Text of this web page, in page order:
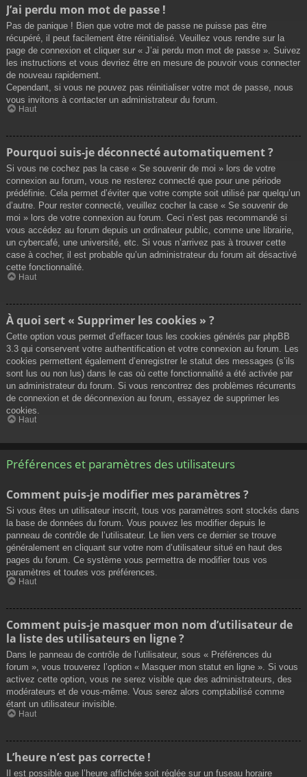
J’ai perdu mon mot de passe !
Pas de panique ! Bien que votre mot de passe ne puisse pas être
récupéré, il peut facilement être réinitialisé. Veuillez vous rendre sur la
page de connexion et cliquer sur « J’ai perdu mon mot de passe ». Suivez
les instructions et vous devriez être en mesure de pouvoir vous connecter
de nouveau rapidement.
Cependant, si vous ne pouvez pas réinitialiser votre mot de passe, nous
vous invitons à contacter un administrateur du forum.
Haut
Pourquoi suis-je déconnecté automatiquement ?
Si vous ne cochez pas la case « Se souvenir de moi » lors de votre
connexion au forum, vous ne resterez connecté que pour une période
prédéfinie. Cela permet d’éviter que votre compte soit utilisé par quelqu’un
d’autre. Pour rester connecté, veuillez cocher la case « Se souvenir de
moi » lors de votre connexion au forum. Ceci n’est pas recommandé si
vous accédez au forum depuis un ordinateur public, comme une librairie,
un cybercafé, une université, etc. Si vous n’arrivez pas à trouver cette
case à cocher, il est probable qu’un administrateur du forum ait désactivé
cette fonctionnalité.
Haut
À quoi sert « Supprimer les cookies » ?
Cette option vous permet d’effacer tous les cookies générés par phpBB
3.3 qui conservent votre authentification et votre connexion au forum. Les
cookies permettent également d’enregistrer le statut des messages (s’ils
sont lus ou non lus) dans le cas où cette fonctionnalité a été activée par
un administrateur du forum. Si vous rencontrez des problèmes récurrents
de connexion et de déconnexion au forum, essayez de supprimer les
cookies.
Haut
Préférences et paramètres des utilisateurs
Comment puis-je modifier mes paramètres ?
Si vous êtes un utilisateur inscrit, tous vos paramètres sont stockés dans
la base de données du forum. Vous pouvez les modifier depuis le
panneau de contrôle de l’utilisateur. Le lien vers ce dernier se trouve
généralement en cliquant sur votre nom d’utilisateur situé en haut des
pages du forum. Ce système vous permettra de modifier tous vos
paramètres et toutes vos préférences.
Haut
Comment puis-je masquer mon nom d’utilisateur de
la liste des utilisateurs en ligne ?
Dans le panneau de contrôle de l’utilisateur, sous « Préférences du
forum », vous trouverez l’option « Masquer mon statut en ligne ». Si vous
activez cette option, vous ne serez visible que des administrateurs, des
modérateurs et de vous-même. Vous serez alors comptabilisé comme
étant un utilisateur invisible.
Haut
L’heure n’est pas correcte !
Il est possible que l’heure affichée soit réglée sur un fuseau horaire